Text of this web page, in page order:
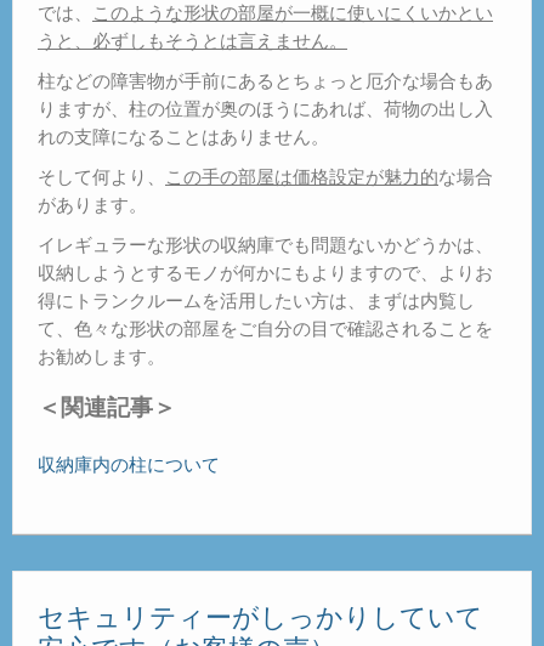
では、
このような形状の部屋が一概に使いにくいかとい
うと、必ずしもそうとは言えません。
柱などの障害物が手前にあるとちょっと厄介な場合もあ
りますが、柱の位置が奥のほうにあれば、荷物の出し入
れの支障になることはありません。
そして何より、
この手の部屋は価格設定が魅力的な場合
があります。
イレギュラーな形状の収納庫でも問題ないかどうかは、
収納しようとするモノが何かにもよりますので、よりお
得にトランクルームを活用したい方は、まずは内覧し
て、色々な形状の部屋をご自分の目で確認されることを
お勧めします。
＜関連記事＞
収納庫内の柱について
セキュリティーがしっかりしていて